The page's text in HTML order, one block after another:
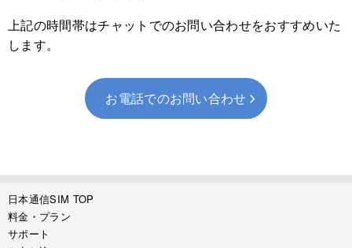
上記の時間帯はチャットでのお問い合わせをおすすめいた
します。
お電話でのお問い合わせ
日本通信SIM TOP
料金・プラン
サポート